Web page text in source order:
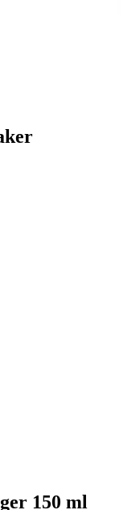
150 ml